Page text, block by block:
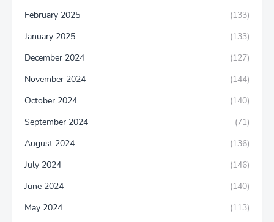
February 2025
(133)
January 2025
(133)
December 2024
(127)
November 2024
(144)
October 2024
(140)
September 2024
(71)
August 2024
(136)
July 2024
(146)
June 2024
(140)
May 2024
(113)